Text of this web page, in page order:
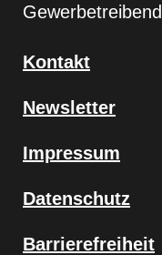
Kontakt
Newsletter
Impressum
Datenschutz
Barrierefreiheit